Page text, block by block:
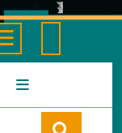
Button